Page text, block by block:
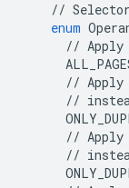
//
enum
// Apply
// Apply
//
// Apply
//